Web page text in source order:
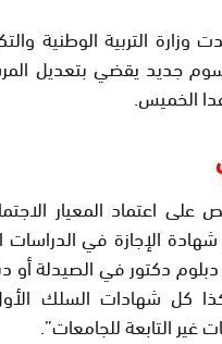
التربية الوطنية
جديد يقضي بتعديل
الخميس.
اعتماد المعيار
الإجازة في الدراسات
دكتور في الصيدلة أو
كل شهادات السلك
غير التابعة للجامعات”.